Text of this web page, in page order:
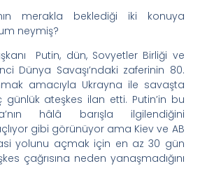
merakla beklediği iki konuya
neymiş?
Putin, dün, Sovyetler Birliği ve
Dünya Savaşı’ndaki zaferinin 80.
amacıyla Ukrayna ile savaşta
günlük ateşkes ilan etti. Putin’in bu
hâlâ barışla ilgilendiğini
gibi görünüyor ama Kiev ve AB
yolunu açmak için en az 30 gün
çağrısına neden yanaşmadığını